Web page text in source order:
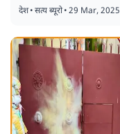
देश•सत्य ब्यूरो•29 Mar, 2025